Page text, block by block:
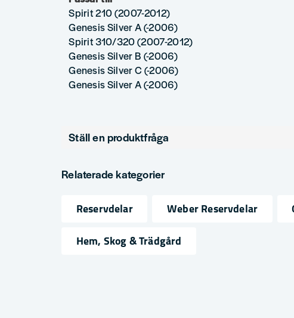
Spirit 210 (2007-2012)
Genesis Silver A (-2006)
Spirit 310/320 (2007-2012)
Genesis Silver B (-2006)
Genesis Silver C (-2006)
Genesis Silver A (-2006)
Ställ en produktfråga
Fråga oss något om denna produkten...
Relaterade kategorier
Reservdelar Weber Reservdelar
Hem, Skog & Trädgård